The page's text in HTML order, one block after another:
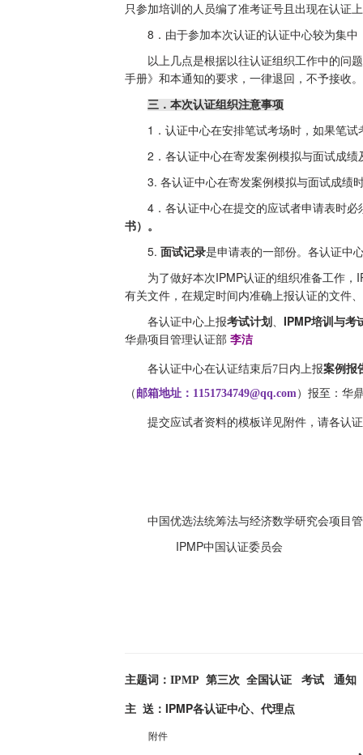
只参加培训的人员编了准考证号且出现在认证
8 ．由于参加本次认证的认证中心较为集
以上几点是根据以往认证组织工作中的问
手册》和本通知的要求，一律退回，不予接收。
三．本次认证组织注意事项
1 ．认证中心在安排笔试考场时，如果笔
2 ．各认证中心在寄发案例模拟与面试成
3. 各认证中心在寄发案例模拟与面试成绩
4．各认证中心在提交的应试者申请表时必
书）。
5. 面试记录是申请表的一部份。各认证中
为了做好本次IPMP认证的组织准备工作，
有关文件，在规定时间内准确上报认证的文件
各认证中心上报考试计划 、 IPMP培训与考
华鼎项目管理认证部 李洁
各认证中心在认证结束后7日内上报案例报
（ 邮箱地址：1151734749@qq.com）报至：华
提交应试者资料的模板详见附件，请各认
中国优选法统筹法与经济数学研究会项目
IPMP中国认证委员会
主题词：IPMP 第三次 全国认证 考试 通知
主 送： IPMP各认证中心、代理点
附件